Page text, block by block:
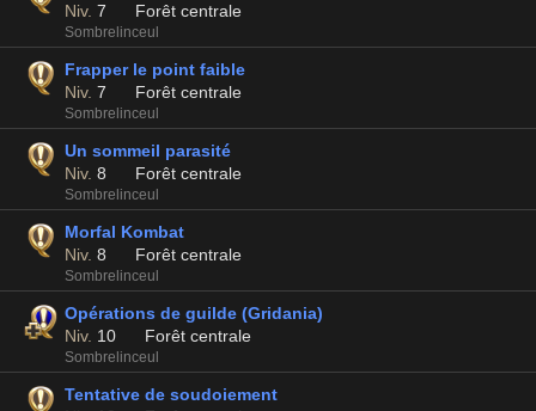
Niv. 7 Forêt centrale
Sombrelinceul
Frapper le point faible
Niv. 7 Forêt centrale
Sombrelinceul
Un sommeil parasité
Niv. 8 Forêt centrale
Sombrelinceul
Morfal Kombat
Niv. 8 Forêt centrale
Sombrelinceul
Opérations de guilde (Gridania)
Niv. 10 Forêt centrale
Sombrelinceul
Tentative de soudoiement